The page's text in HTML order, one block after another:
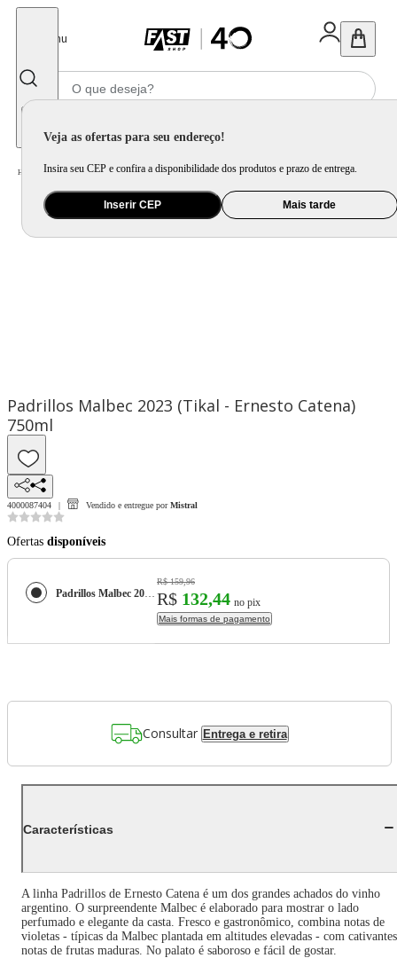
Menu
Veja as ofertas para seu endereço!
Insira seu CEP e confira a disponibilidade dos produtos e prazo de entrega.
Inserir CEP Mais tarde
Home Mercado / Bebida Vinho
Padrillos Malbec 2023 (Tikal - Ernesto Catena)
750ml
4000087404 Vendido e entregue por Mistral
Ofertas disponíveis
Padrillos Malbec 2023 (Tikal - Ernesto Catena) 750ml
R$ 159,96
R$ 132,44 no pix
Mais formas de pagamento
Consultar Entrega e retira
Características
A linha Padrillos de Ernesto Catena é um dos grandes achados do vinho
argentino. O surpreendente Malbec é elaborado para mostrar o lado
perfumado e elegante da casta. Fresco e gastronômico, combina notas de
violetas - típicas da Malbec plantada em altitudes elevadas - com cativantes
notas de frutas maduras. No palato é saboroso e fácil de gostar.